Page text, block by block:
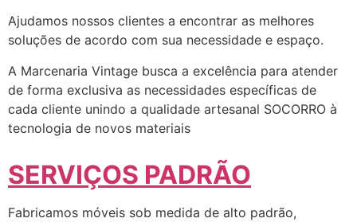
Ajudamos nossos clientes a encontrar as melhores
soluções de acordo com sua necessidade e espaço.
A Marcenaria Vintage busca a excelência para atender
de forma exclusiva as necessidades específicas de
cada cliente unindo a qualidade artesanal SOCORRO à
tecnologia de novos materiais
SERVIÇOS PADRÃO
Fabricamos móveis sob medida de alto padrão,